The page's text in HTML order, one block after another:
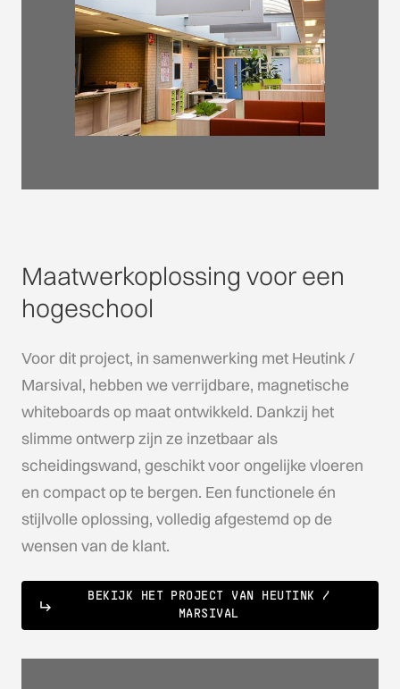
Maatwerkoplossing voor een
hogeschool
Voor dit project, in samenwerking met Heutink /
Marsival, hebben we verrijdbare, magnetische
whiteboards op maat ontwikkeld. Dankzij het
slimme ontwerp zijn ze inzetbaar als
scheidingswand, geschikt voor ongelijke vloeren
en compact op te bergen. Een functionele én
stijlvolle oplossing, volledig afgestemd op de
wensen van de klant.
BEKIJK HET PROJECT VAN HEUTINK /
MARSIVAL